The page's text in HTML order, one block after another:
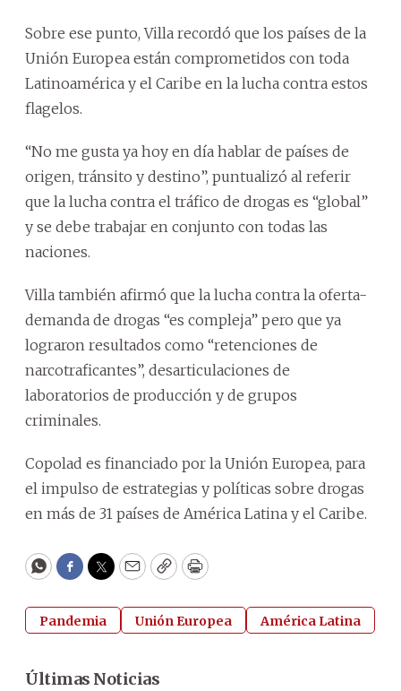
Sobre ese punto, Villa recordó que los países de la
Unión Europea están comprometidos con toda
Latinoamérica y el Caribe en la lucha contra estos
flagelos.
“No me gusta ya hoy en día hablar de países de
origen, tránsito y destino”, puntualizó al referir
que la lucha contra el tráfico de drogas es “global”
y se debe trabajar en conjunto con todas las
naciones.
Villa también afirmó que la lucha contra la oferta-
demanda de drogas “es compleja” pero que ya
lograron resultados como “retenciones de
narcotraficantes”, desarticulaciones de
laboratorios de producción y de grupos
criminales.
Copolad es financiado por la Unión Europea, para
el impulso de estrategias y políticas sobre drogas
en más de 31 países de América Latina y el Caribe.
WhatsApp
Facebook
Twitter
EmailCopyPrint
Pandemia Unión Europea América Latina
Últimas Noticias